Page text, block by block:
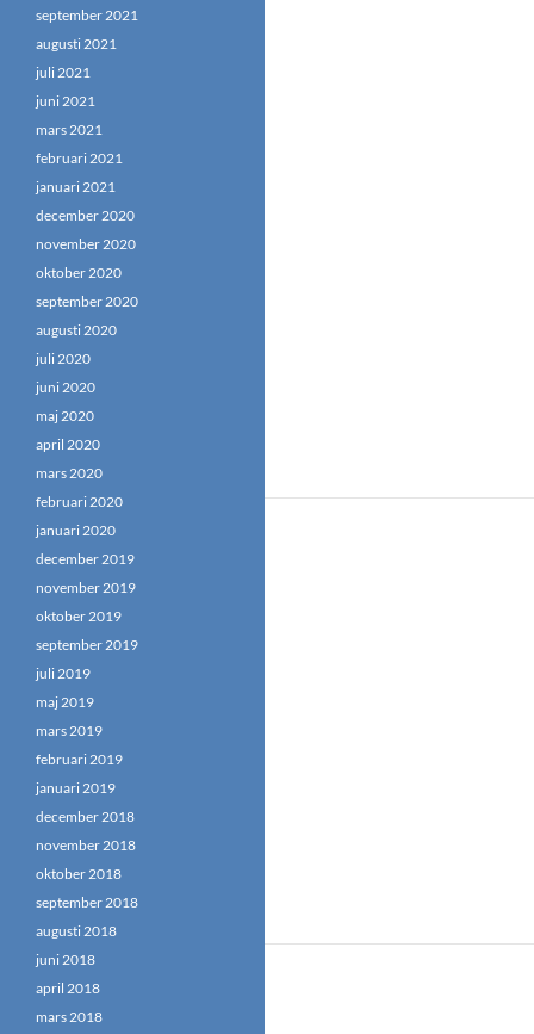
september 2021
augusti 2021
juli 2021
juni 2021
mars 2021
februari 2021
januari 2021
december 2020
november 2020
oktober 2020
september 2020
augusti 2020
juli 2020
juni 2020
maj 2020
april 2020
mars 2020
februari 2020
januari 2020
december 2019
november 2019
oktober 2019
september 2019
juli 2019
maj 2019
mars 2019
februari 2019
januari 2019
december 2018
november 2018
oktober 2018
september 2018
augusti 2018
juni 2018
april 2018
mars 2018